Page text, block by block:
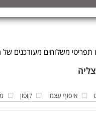
משלוחים מעודכנים
איסוף עצמי קופון